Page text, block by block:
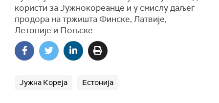
користи за Јужнокореанце и у смислу даљег
продора на тржишта Финске, Латвије,
Летоније и Пољске.
Јужна Кореја Естонија